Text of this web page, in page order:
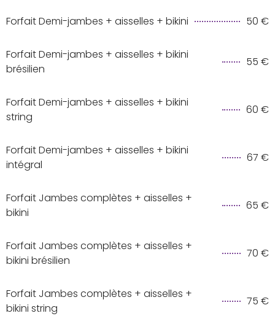
Forfait Demi-jambes + aisselles + bikini 50 €
Forfait Demi-jambes + aisselles + bikini
brésilien
55 €
Forfait Demi-jambes + aisselles + bikini
string
60 €
Forfait Demi-jambes + aisselles + bikini
intégral
67 €
Forfait Jambes complètes + aisselles +
bikini
65 €
Forfait Jambes complètes + aisselles +
bikini brésilien
70 €
Forfait Jambes complètes + aisselles +
bikini string
75 €